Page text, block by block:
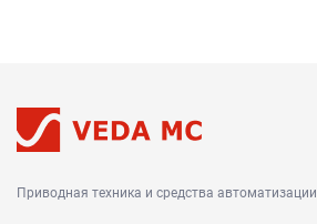
Приводная техника и средства автоматизации